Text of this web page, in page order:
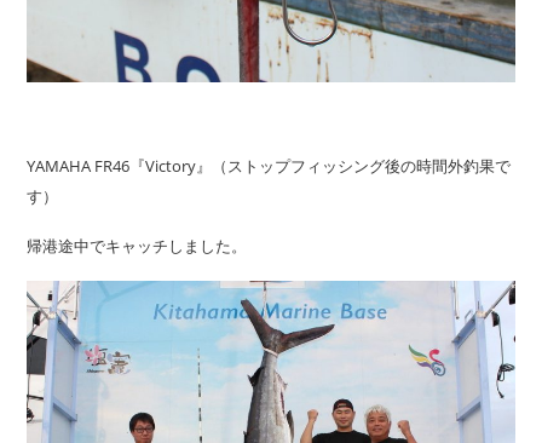
YAMAHA FR46『Victory』（ストップフィッシング後の時間外釣果で
す）
帰港途中でキャッチしました。